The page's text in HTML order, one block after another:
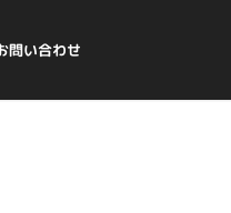
問い合わせ